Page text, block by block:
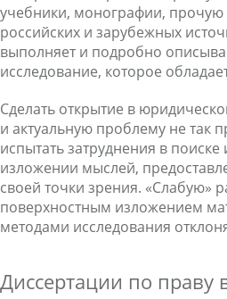
учебники, монографии, прочую
российских и зарубежных
выполняет и подробно
исследование, которое
Сделать открытие в
и актуальную проблему не так
испытать затруднения в
изложении мыслей,
своей точки зрения. «Слабую»
поверхностным изложением
методами исследования
Диссертации по праву